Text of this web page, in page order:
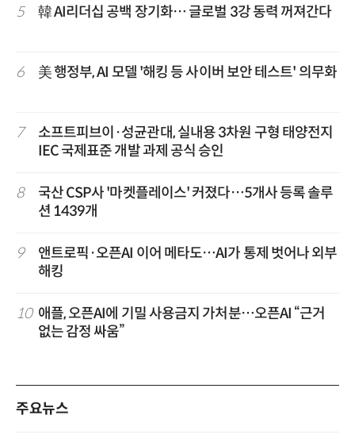
5 韓 AI리더십 공백 장기화… 글로벌 3강 동력 꺼져간다
6 美 행정부, AI 모델 '해킹 등 사이버 보안 테스트' 의무화
7
소프트피브이·성균관대, 실내용 3차원 구형 태양전지
IEC 국제표준 개발 과제 공식 승인
8
국산 CSP사 '마켓플레이스' 커졌다…5개사 등록 솔루
션 1439개
9
앤트로픽·오픈AI 이어 메타도…AI가 통제 벗어나 외부
해킹
10 애플, 오픈AI에 기밀 사용금지 가처분…오픈AI “근거
없는 감정 싸움”
주요뉴스